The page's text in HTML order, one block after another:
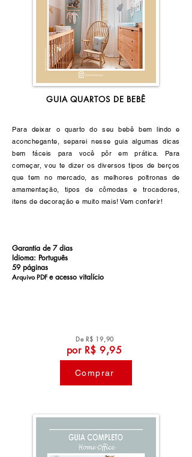
GUIA QUARTOS DE BEBÊ
Para deixar o quarto do seu bebê bem lindo e
aconchegante, separei nesse guia algumas dicas
bem fáceis para você pôr em prática. Para
começar, vou te dizer os diversos tipos de berços
que tem no mercado, as melhores poltronas de
amamentação, tipos de cômodas e trocadores,
itens de decoração e muito mais! Vem conferir!
Garantia de 7 dias
Idioma: Português
59 páginas
Arquivo PDF e acesso vitalício
De R$ 19,90
por R$ 9,95
Comprar